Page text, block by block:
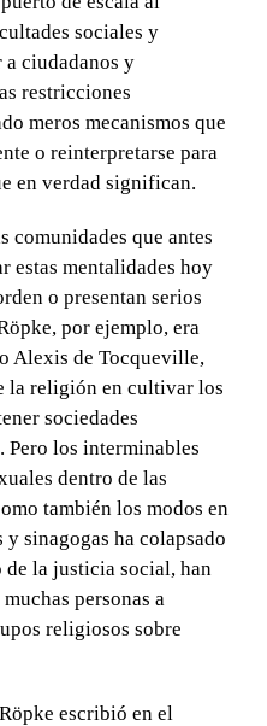
sociales y
a ciudadanos y
restricciones
meros mecanismos que
o reinterpretarse para
en verdad significan.
comunidades que antes
estas mentalidades hoy
o presentan serios
por ejemplo, era
Alexis de Tocqueville,
la religión en cultivar los
sociedades
Pero los interminables
dentro de las
también los modos en
sinagogas ha colapsado
la justicia social, han
personas a
religiosos sobre
escribió en el